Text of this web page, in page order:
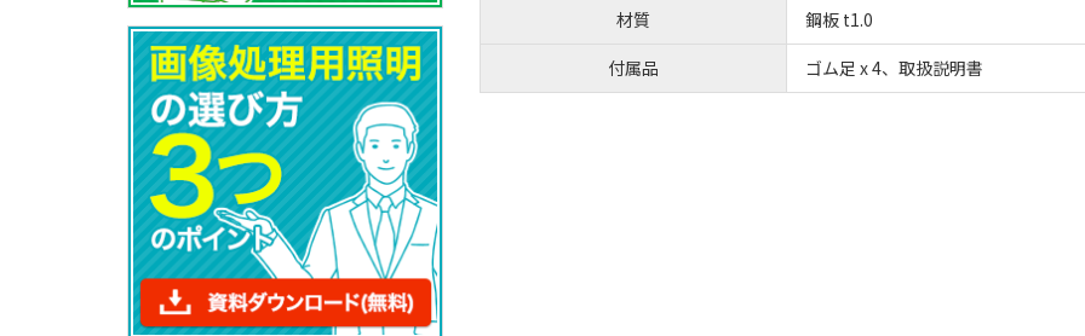
材質
鋼板 t1.0
付属品
ゴム足 x 4、取扱説明書